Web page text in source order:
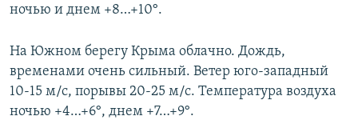
ночью и днем +8…+10°.
На Южном берегу Крыма облачно. Дождь,
временами очень сильный. Ветер юго-западный
10-15 м/с, порывы 20-25 м/с. Температура воздуха
ночью +4…+6°, днем +7…+9°.